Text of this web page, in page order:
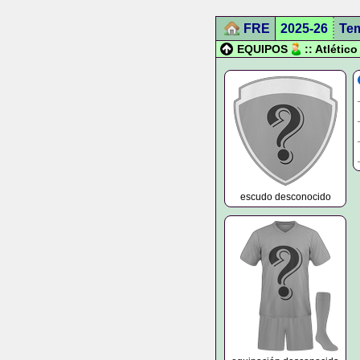
FRE 2025-26
EQUIPOS
:: Atlético
escudo desconocido